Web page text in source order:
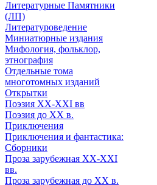
Литературные Памятники
(ЛП)
Литературоведение
Миниатюрные издания
Мифология, фольклор,
этнография
Отдельные тома
многотомных изданий
Открытки
Поэзия XX-XXI вв
Поэзия до XX в.
Приключения
Приключения и фантастика:
Сборники
Проза зарубежная XX-XXI
вв.
Проза зарубежная до XX в.